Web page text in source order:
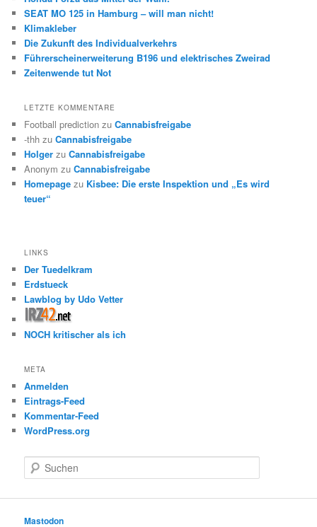
SEAT MO 125 in Hamburg – will man nicht!
Klimakleber
Die Zukunft des Individualverkehrs
Führerscheinerweiterung B196 und elektrisches Zweirad
Zeitenwende tut Not
LETZTE KOMMENTARE
Football prediction zuCannabisfreigabe
-thh zuCannabisfreigabe
Holger zuCannabisfreigabe
Anonym zuCannabisfreigabe
Homepage zu Kisbee: Die erste Inspektion und „Es wird
teuer“
LINKS
Der Tuedelkram
Erdstueck
Lawblog by Udo Vetter
NOCH kritischer als ich
META
Anmelden
Eintrags-Feed
Kommentar-Feed
WordPress.org
u
e
Mastodon